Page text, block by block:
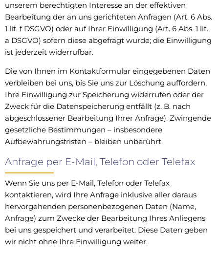
unserem berechtigten Interesse an der effektiven
Bearbeitung der an uns gerichteten Anfragen (Art. 6 Abs.
1 lit. f DSGVO) oder auf Ihrer Einwilligung (Art. 6 Abs. 1 lit.
a DSGVO) sofern diese abgefragt wurde; die Einwilligung
ist jederzeit widerrufbar.
Die von Ihnen im Kontaktformular eingegebenen Daten
verbleiben bei uns, bis Sie uns zur Löschung auffordern,
Ihre Einwilligung zur Speicherung widerrufen oder der
Zweck für die Datenspeicherung entfällt (z. B. nach
abgeschlossener Bearbeitung Ihrer Anfrage). Zwingende
gesetzliche Bestimmungen – insbesondere
Aufbewahrungsfristen – bleiben unberührt.
Anfrage per E-Mail, Telefon oder Telefax
Wenn Sie uns per E-Mail, Telefon oder Telefax
kontaktieren, wird Ihre Anfrage inklusive aller daraus
hervorgehenden personenbezogenen Daten (Name,
Anfrage) zum Zwecke der Bearbeitung Ihres Anliegens
bei uns gespeichert und verarbeitet. Diese Daten geben
wir nicht ohne Ihre Einwilligung weiter.